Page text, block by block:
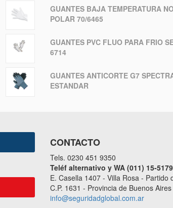
GUANTES BAJA TEMPERATURA
POLAR 70/6465
GUANTES PVC FLUO PARA FRIO
6714
GUANTES ANTICORTE G7
ESTANDAR
CONTACTO
Tels. 0230 451 9350
Teléf alternativo y WA (011) 15-
E. Casella 1407 - Villa Rosa - Partido
C.P. 1631 - Provincia de Buenos Aires
info@seguridadglobal.com.ar